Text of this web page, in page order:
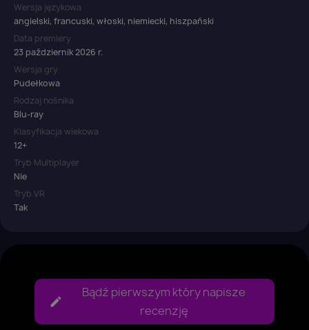
Wersja językowa
angielski, francuski, włoski, niemiecki, hiszpański
Data premiery
23 październik 2026 r.
Wersja gry
Pudełkowa
Rodzaj nośnika
Blu-ray
Klasyfikacja wiekowa
12+
Tryb Multiplayer
Nie
Tryb VR
Tak
Bądź pierwszym który napisze
recenzję